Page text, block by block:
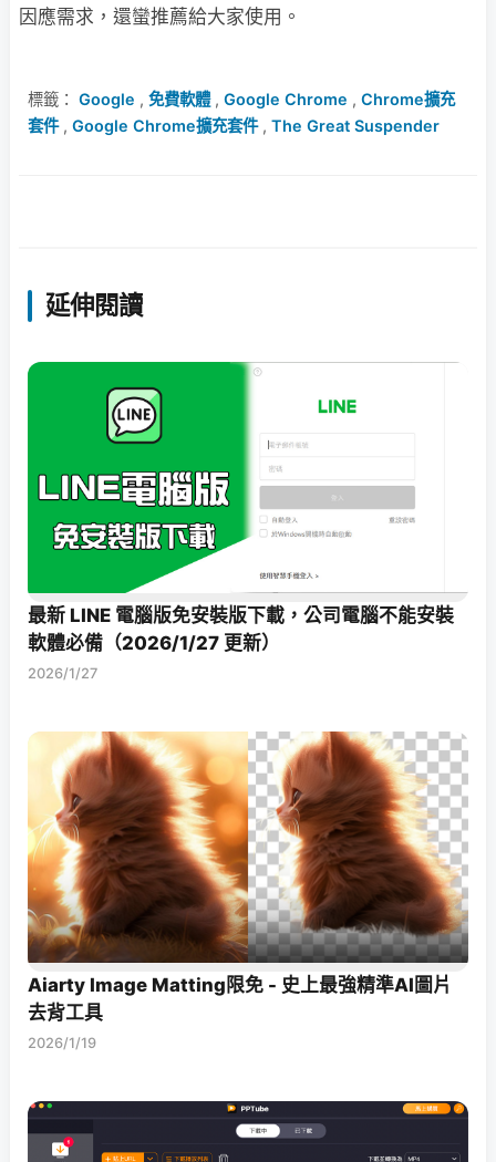
因應需求，還蠻推薦給大家使用。
標籤： Google , 免費軟體, Google Chrome , Chrome擴充
套件, Google Chrome擴充套件, The Great Suspender
延伸閱讀
最新 LINE 電腦版免安裝版下載，公司電腦不能安裝
軟體必備（2026/1/27 更新）
2026/1/27
Aiarty Image Matting限免 - 史上最強精準AI圖片
去背工具
2026/1/19